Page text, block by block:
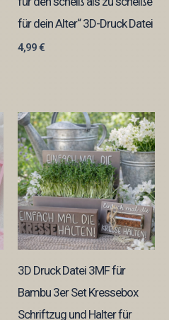
für dein Alter“ 3D-Druck Datei
4,99€
3D Druck Datei 3MF für
Bambu 3er Set Kressebox
Schriftzug und Halter für